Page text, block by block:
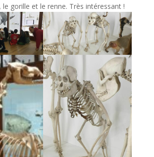
gorille et le renne. Très intéressant !